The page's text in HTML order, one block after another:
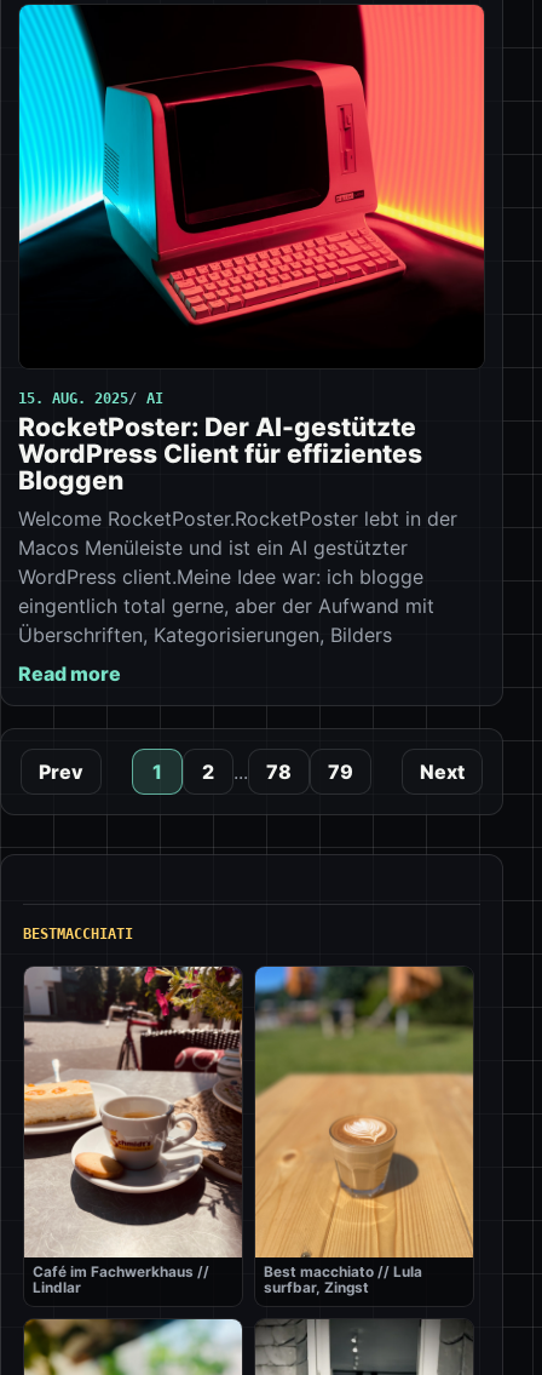
15. AUG. 2025 AI
RocketPoster: Der AI-gestützte
WordPress Client für effizientes
Bloggen
Welcome RocketPoster.RocketPoster lebt in der
Macos Menüleiste und ist ein AI gestützter
WordPress client.Meine Idee war: ich blogge
eingentlich total gerne, aber der Aufwand mit
Überschriften, Kategorisierungen, Bilders
Read more
Prev 1 2 ... 78 79 Next
BESTMACCHIATI
Café im Fachwerkhaus //
Lindlar
Best macchiato // Lula
surfbar, Zingst